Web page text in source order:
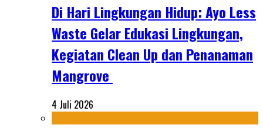
Di Hari Lingkungan Hidup: Ayo Less
Waste Gelar Edukasi Lingkungan,
Kegiatan Clean Up dan Penanaman
Mangrove
4 Juli 2026